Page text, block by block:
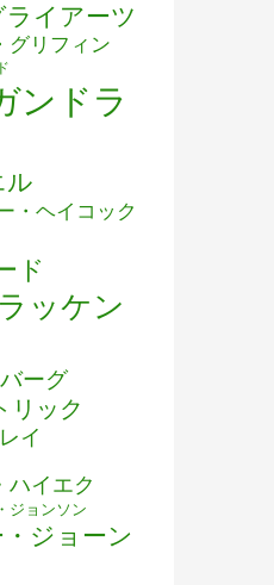
イアーツ
グリフィン
ンドラ
ル
・ヘイコック
ド
ッケン
ーグ
リック
イ
ハイエク
ジョンソン
ジョーン